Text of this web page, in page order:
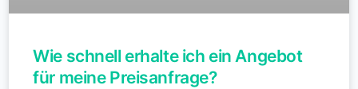
Wie schnell erhalte ich ein Angebot
für meine Preisanfrage?